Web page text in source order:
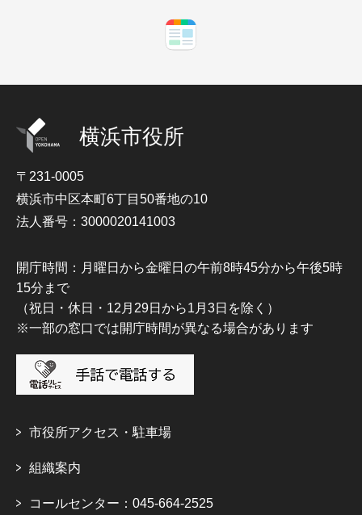
横浜市役所
〒231-0005
横浜市中区本町6丁目50番地の10
法人番号：3000020141003
開庁時間：月曜日から金曜日の午前8時45分から午後5時
15分まで
（祝日・休日・12月29日から1月3日を除く）
※一部の窓口では開庁時間が異なる場合があります
市役所アクセス・駐車場
組織案内
コールセンター：045-664-2525